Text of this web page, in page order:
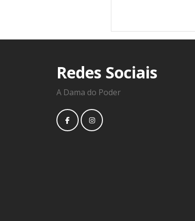
Redes Sociais
A Dama do Poder